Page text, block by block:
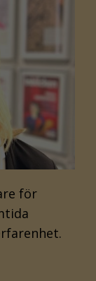
för